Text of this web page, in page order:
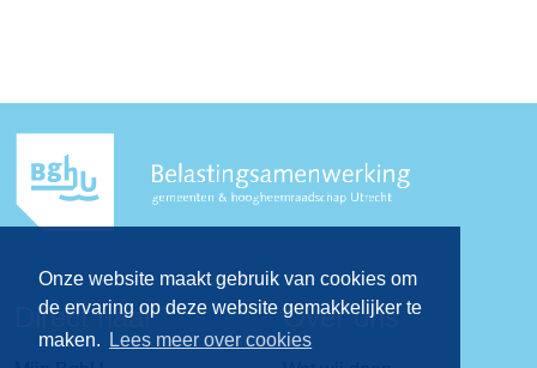
Onze website maakt gebruik van cookies om
de ervaring op deze website gemakkelijker te
maken.
Lees meer over cookies
Direct naar Over ons